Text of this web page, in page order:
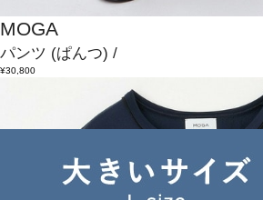
MOGA
パンツ (ぱんつ) /
¥30,800